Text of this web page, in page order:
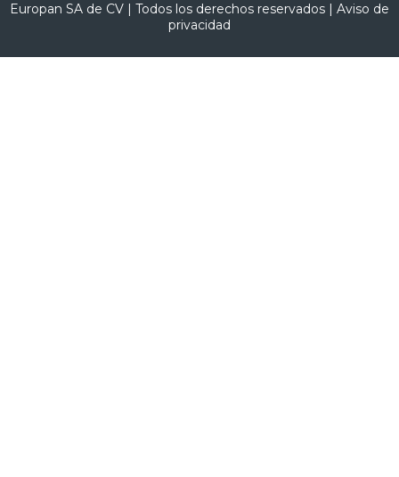
Europan SA de CV | Todos los derechos reservados | Aviso de
privacidad